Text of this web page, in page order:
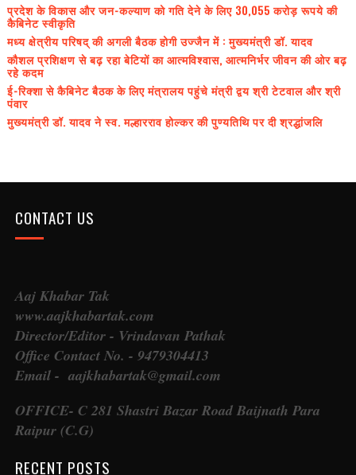
प्रदेश के विकास और जन-कल्याण को गति देने के लिए 30,055 करोड़ रूपये की
कैबिनेट स्वीकृति
मध्य क्षेत्रीय परिषद् की अगली बैठक होगी उज्जैन में : मुख्यमंत्री डॉ. यादव
कौशल प्रशिक्षण से बढ़ रहा बेटियों का आत्मविश्वास, आत्मनिर्भर जीवन की ओर बढ़
रहे कदम
ई-रिक्शा से कैबिनेट बैठक के लिए मंत्रालय पहुंचे मंत्री द्वय श्री टेटवाल और श्री
पंवार
मुख्यमंत्री डॉ. यादव ने स्व. मल्हारराव होल्कर की पुण्यतिथि पर दी श्रद्धांजलि
CONTACT US
Aaj Khabar Tak
www.aajkhabartak.com
Director/Editor - Vrindavan Pathak
Office Contact No. - 9479304413
Email - aajkhabartak@gmail.com
OFFICE- C 281 Shastri Bazar Road Baijnath Para
Raipur (C.G)
RECENT POSTS